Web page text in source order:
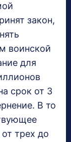
закон,
воинской
для
срок от 3
В то
трех до